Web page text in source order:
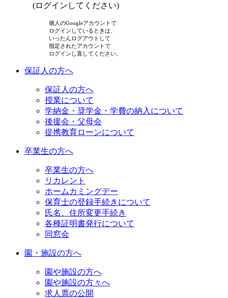
(ログインしてください)
個人のGoogleアカウントで
ログインしているときは、
いったんログアウトして
指定されたアカウントで
ログインし直してください。
保証人の方へ
保証人の方へ
授業について
学納金・奨学金・学費の納入について
後援会・父母会
提携教育ローンについて
卒業生の方へ
卒業生の方へ
リカレント
ホームカミングデー
保育士の登録手続きについて
氏名、住所変更手続き
各種証明書発行について
同窓会
園・施設の方へ
園や施設の方へ
園や施設の方々へ
求人票の公開